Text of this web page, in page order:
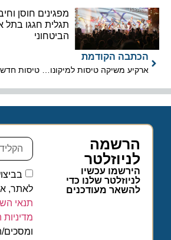
תגלית חגגו
הביטחוני
הכתבה הקודמת
ארקיע משיקה טיסות למיקונוס משדה דב
הרשמה
לניוזלטר
הירשמו עכשיו
לניוזלטר שלנו כדי
להשאר מעודכנים
לאתר,
תנאי